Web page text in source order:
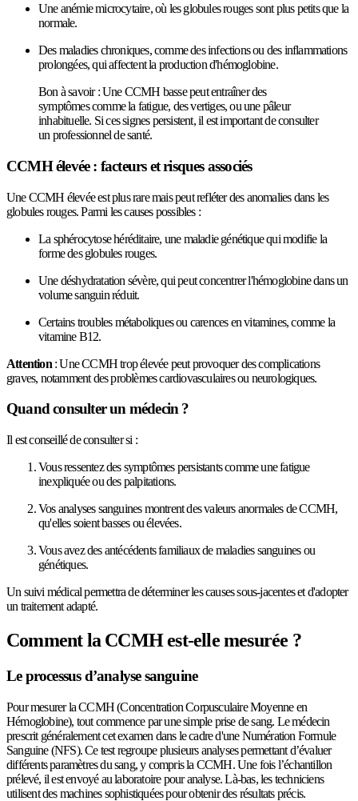
Une anémie microcytaire, où les globules rouges sont plus petits que la
normale.
Des maladies chroniques, comme des infections ou des inflammations
prolongées, qui affectent la production d'hémoglobine.
Bon à savoir : Une CCMH basse peut entraîner des
symptômes comme la fatigue, des vertiges, ou une pâleur
inhabituelle. Si ces signes persistent, il est important de consulter
un professionnel de santé.
CCMH élevée : facteurs et risques associés
Une CCMH élevée est plus rare mais peut refléter des anomalies dans les
globules rouges. Parmi les causes possibles :
La sphérocytose héréditaire, une maladie génétique qui modifie la
forme des globules rouges.
Une déshydratation sévère, qui peut concentrer l'hémoglobine dans un
volume sanguin réduit.
Certains troubles métaboliques ou carences en vitamines, comme la
vitamine B12.
Attention: Une CCMH trop élevée peut provoquer des complications
graves, notamment des problèmes cardiovasculaires ou neurologiques.
Quand consulter un médecin ?
Il est conseillé de consulter si :
Vous ressentez des symptômes persistants comme une fatigue
inexpliquée ou des palpitations.
Vos analyses sanguines montrent des valeurs anormales de CCMH,
qu'elles soient basses ou élevées.
Vous avez des antécédents familiaux de maladies sanguines ou
génétiques.
Un suivi médical permettra de déterminer les causes sous-jacentes et d'adopter
un traitement adapté.
Comment la CCMH est-elle mesurée ?
Le processus d’analyse sanguine
Pour mesurer la CCMH (Concentration Corpusculaire Moyenne en
Hémoglobine), tout commence par une simple prise de sang. Le médecin
prescrit généralement cet examen dans le cadre d'une Numération Formule
Sanguine (NFS). Ce test regroupe plusieurs analyses permettant d’évaluer
différents paramètres du sang, y compris la CCMH. Une fois l’échantillon
prélevé, il est envoyé au laboratoire pour analyse. Là-bas, les techniciens
utilisent des machines sophistiquées pour obtenir des résultats précis.